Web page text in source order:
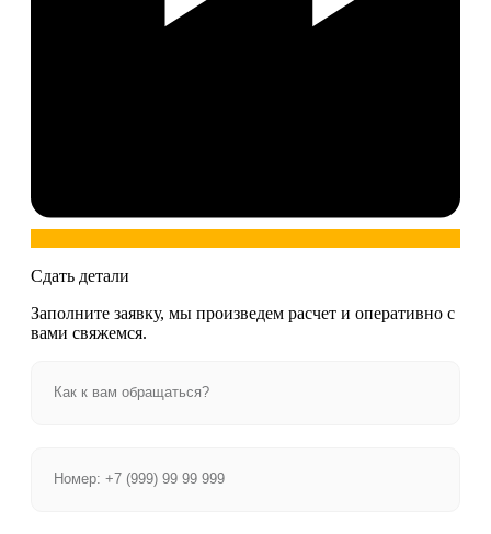
Сдать детали
Заполните заявку, мы произведем расчет и оперативно с
вами свяжемся.